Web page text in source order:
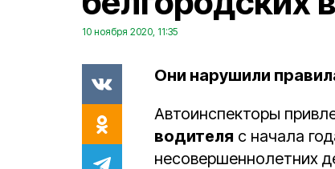
10 ноября 2020, 11:35
Они нарушили
Автоинспекторы
водителя с начала
несовершеннолетних